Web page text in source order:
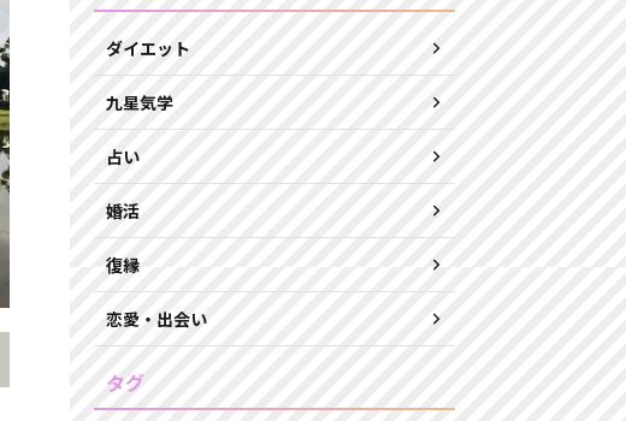
ダイエット
九星気学
占い
婚活
復縁
恋愛・出会い
タグ